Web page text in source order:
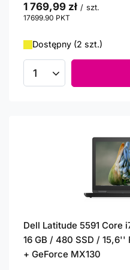
1 769,99 zł / szt.
17699.90 PKT
Dostępny (2 szt.)
Ilość produktów
Dell Latitude 5591 Core
16 GB / 480 SSD / 15,6''
+ GeForce MX130